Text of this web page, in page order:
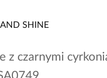
AND SHINE
z czarnymi